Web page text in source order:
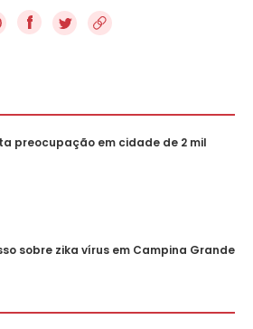
f
preocupação em cidade de 2 mil
sobre zika vírus em Campina Grande